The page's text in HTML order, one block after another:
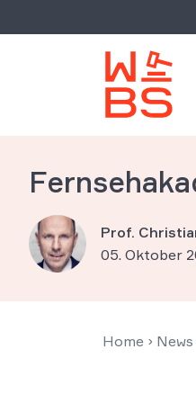
Prof.
05. Oktober
Home › News